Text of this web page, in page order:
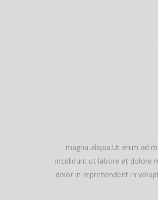
magna aliqua.Ut enim ad
incididunt ut labore et dolore
dolor in reprehenderit in